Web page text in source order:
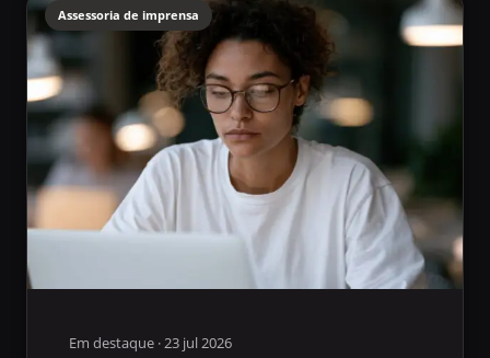
Assessoria de imprensa
Em destaque · 23 jul 2026